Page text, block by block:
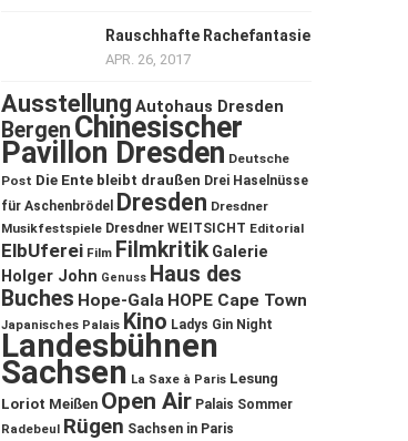
Rauschhafte Rachefantasie
APR. 26, 2017
Ausstellung Autohaus Dresden
Bergen Chinesischer
Pavillon Dresden Deutsche
Post Die Ente bleibt draußen Drei Haselnüsse
für Aschenbrödel
Dresden Dresdner
Musikfestspiele Dresdner WEITSICHT Editorial
ElbUferei Film Filmkritik Galerie
Holger John Genuss Haus des
Buches Hope-Gala HOPE Cape Town
Japanisches Palais Kino Ladys Gin Night
Landesbühnen
Sachsen La Saxe à Paris Lesung
Loriot Meißen Open Air Palais Sommer
Radebeul Rügen Sachsen in Paris